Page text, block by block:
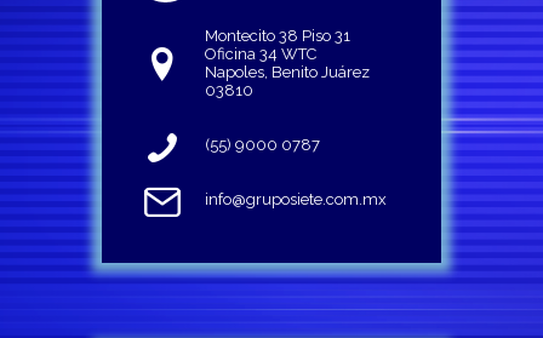
Montecito 38 Piso 31
Oficina 34 WTC
Napoles, Benito Juárez
03810
(55) 9000 0787
info@gruposiete.com.mx